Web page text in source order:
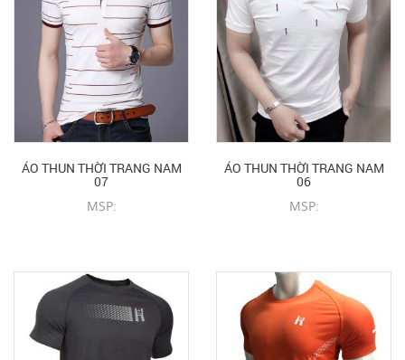
ÁO THUN THỜI TRANG NAM
07
MSP:
ÁO THUN THỜI TRANG NAM
06
MSP: